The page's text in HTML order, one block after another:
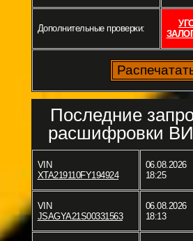
Дополнительные проверки:
Последние
расшифровки
VIN
XTA219110FY194924
06.08.2026
18:25
VIN
JSAGYA21S00331563
06.08.2026
18:13